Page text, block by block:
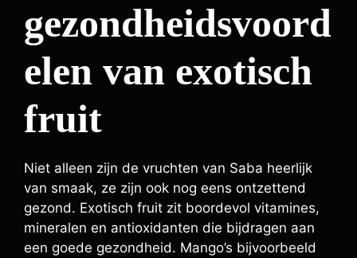
gezondheidsvoord
elen van exotisch
fruit
Niet alleen zijn de vruchten van Saba heerlijk
van smaak, ze zijn ook nog eens ontzettend
gezond. Exotisch fruit zit boordevol vitamines,
mineralen en antioxidanten die bijdragen aan
een goede gezondheid. Mango’s bijvoorbeeld